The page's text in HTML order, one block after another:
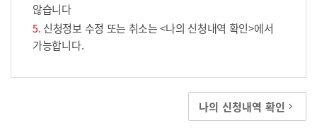
않습니다
신청정보 수정 또는 취소는 <나의 신청내역 확인>에서
가능합니다.
나의 신청내역 확인